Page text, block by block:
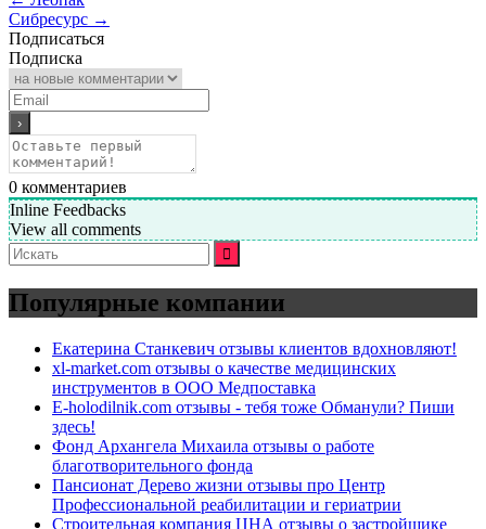
Сибресурс →
Подписаться
Подписка
0 комментариев
Inline Feedbacks
View all comments
Искать:
Популярные компании
Екатерина Станкевич отзывы клиентов вдохновляют!
xl-market.com отзывы о качестве медицинских
инструментов в ООО Медпоставка
E-holodilnik.com отзывы - тебя тоже Обманули? Пиши
здесь!
Фонд Архангела Михаила отзывы о работе
благотворительного фонда
Пансионат Дерево жизни отзывы про Центр
Профессиональной реабилитации и гериатрии
Строительная компания ЦНА отзывы о застройщике